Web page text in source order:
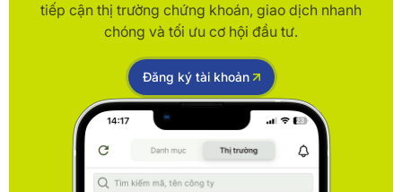
tiếp cận thị trường chứng khoán, giao dịch nhanh
chóng và tối ưu cơ hội đầu tư.
Đăng ký tài khoản